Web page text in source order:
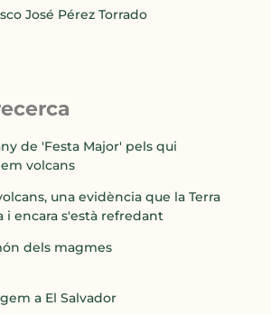
José Pérez Torrado
de 'Festa Major' pels qui
volcans
una evidència que la Terra
i encara s'està refredant
dels magmes
a El Salvador